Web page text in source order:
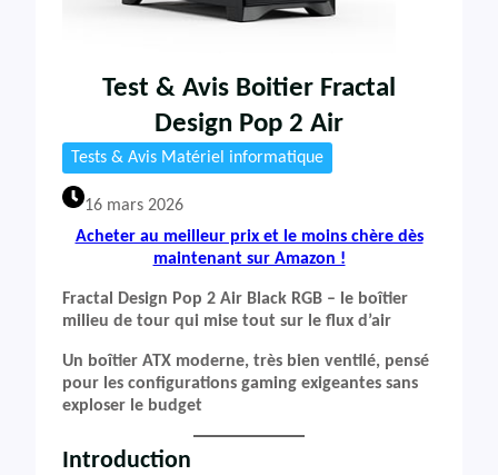
Test & Avis Boitier Fractal
Design Pop 2 Air
Tests & Avis Matériel informatique
16 mars 2026
Acheter au meilleur prix et le moins chère dès
maintenant sur Amazon !
Fractal Design Pop 2 Air Black RGB – le boîtier
milieu de tour qui mise tout sur le flux d’air
Un boîtier ATX moderne, très bien ventilé, pensé
pour les configurations gaming exigeantes sans
exploser le budget
Introduction